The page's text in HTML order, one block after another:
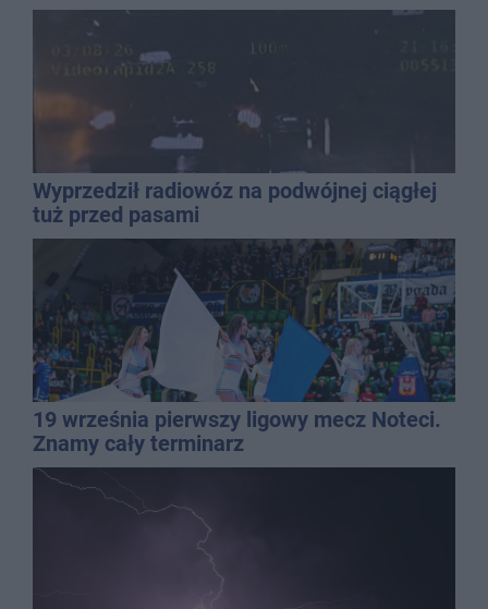
Wyprzedził radiowóz na podwójnej ciągłej
tuż przed pasami
19 września pierwszy ligowy mecz Noteci.
Znamy cały terminarz